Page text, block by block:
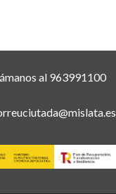
al 963991100